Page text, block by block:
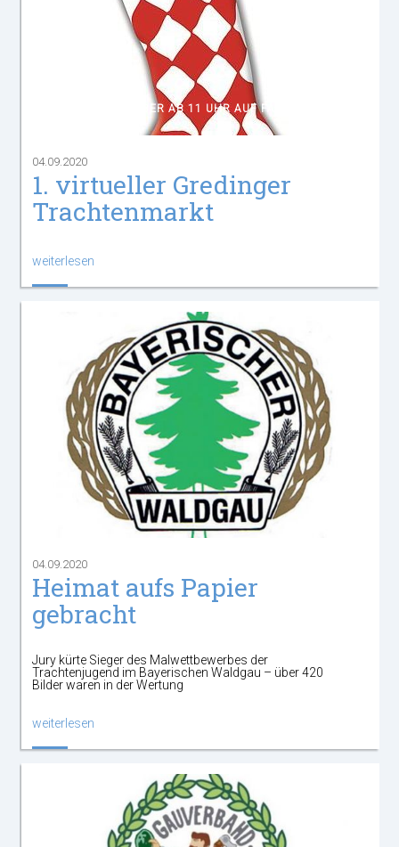
AM 6. SEPTEMBER AB 11 UHR AUF FACEBOOK
04.09.2020
1. virtueller Gredinger
Trachtenmarkt
weiterlesen
04.09.2020
Heimat aufs Papier
gebracht
Jury kürte Sieger des Malwettbewerbes der
Trachtenjugend im Bayerischen Waldgau – über 420
Bilder waren in der Wertung
weiterlesen